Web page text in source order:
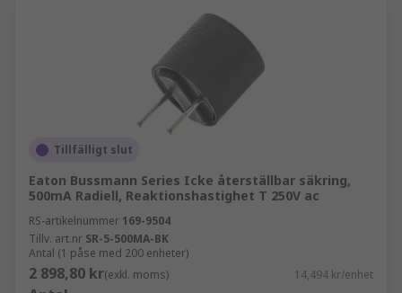
Tillfälligt slut
Eaton Bussmann Series Icke återställbar säkring,
500mA Radiell, Reaktionshastighet T 250V ac
RS-artikelnummer 169-9504
Tillv. art.nr SR-5-500MA-BK
Antal (1 påse med 200 enheter)
2 898,80 kr(exkl. moms) 14,494 kr/enhet